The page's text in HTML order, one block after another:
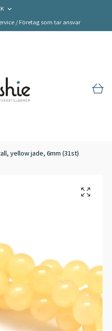
/ Företag som tar ansvar
yellow jade, 6mm (31st)